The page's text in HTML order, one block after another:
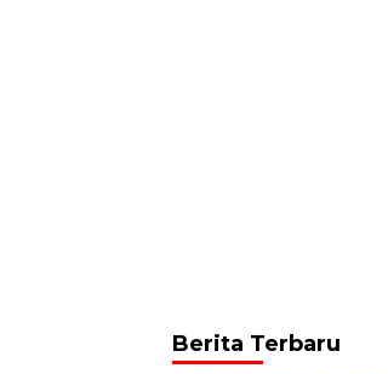
Berita Terbaru